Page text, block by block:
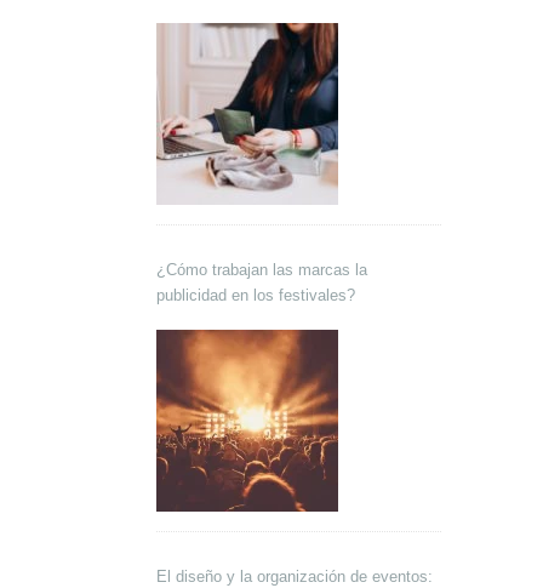
¿Cómo trabajan las marcas la
publicidad en los festivales?
El diseño y la organización de eventos: